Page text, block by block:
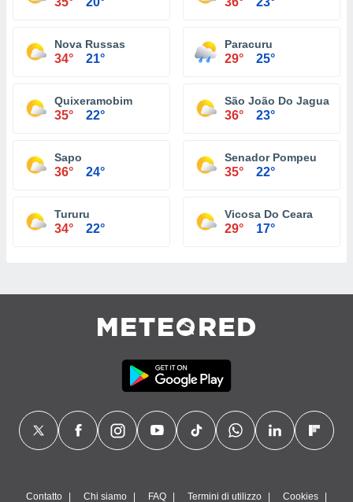
Nova Russas
34° 21°
Paracuru
29° 25°
Quixeramobim
35° 22°
São João Do Jaguaribe
36° 23°
Sapo
36° 24°
Senador Pompeu
35° 22°
Tururu
34° 22°
Vicosa Do Ceara
29° 17°
Contatto Chi siamo FAQ Termini di utilizzo Cookies